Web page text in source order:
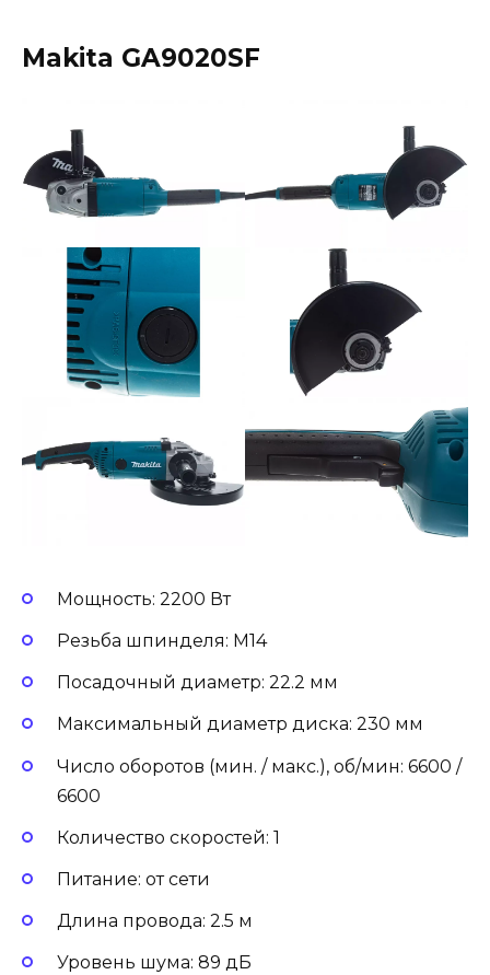
Makita GA9020SF
Мощность: 2200 Вт
Резьба шпинделя: М14
Посадочный диаметр: 22.2 мм
Максимальный диаметр диска: 230 мм
Число оборотов (мин. / макс.), об/мин: 6600 /
6600
Количество скоростей: 1
Питание: от сети
Длина провода: 2.5 м
Уровень шума: 89 дБ